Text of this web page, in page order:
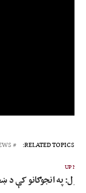
RELATED TOPICS:
UP
په انجوګانو کې د